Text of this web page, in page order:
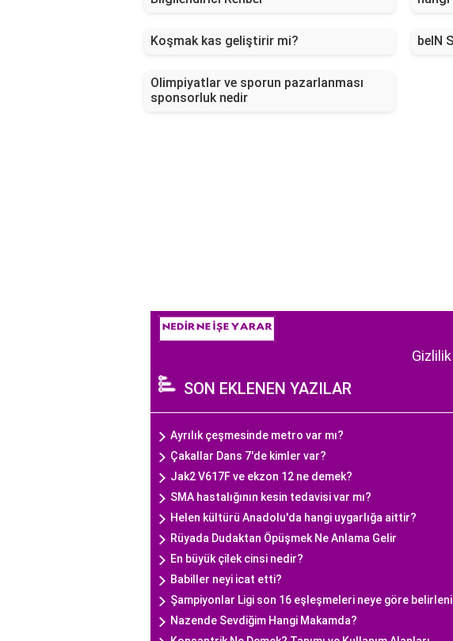
Koşmak kas geliştirir mi? beIN
Olimpiyatlar ve sporun pazarlanması
sponsorluk nedir
SON EKLENEN YAZILAR
Ayrılık çeşmesinde metro var mı?
Çakallar Dans 7'de kimler var?
Jak2 V617F ve ekzon 12 ne demek?
SMA hastalığının kesin tedavisi var mı?
Helen kültürü Anadolu'da hangi uygarlığa aittir?
Rüyada Dudaktan Öpüşmek Ne Anlama Gelir
En büyük çilek cinsi nedir?
Babiller neyi icat etti?
Şampiyonlar Ligi son 16 eşleşmeleri neye göre
Nazende Sevdiğim Hangi Makamda?